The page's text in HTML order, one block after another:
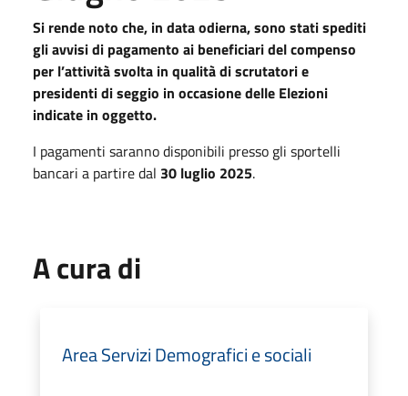
Si rende noto che, in data odierna, sono stati spediti
gli avvisi di pagamento ai beneficiari del compenso
per l’attività svolta in qualità di scrutatori e
presidenti di seggio in occasione delle Elezioni
indicate in oggetto.
I pagamenti saranno disponibili presso gli sportelli
bancari a partire dal 30 luglio 2025.
A cura di
Area Servizi Demografici e sociali